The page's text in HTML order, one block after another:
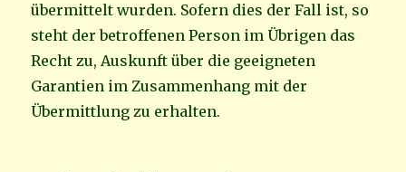
übermittelt wurden. Sofern dies der Fall ist, so
steht der betroffenen Person im Übrigen das
Recht zu, Auskunft über die geeigneten
Garantien im Zusammenhang mit der
Übermittlung zu erhalten.